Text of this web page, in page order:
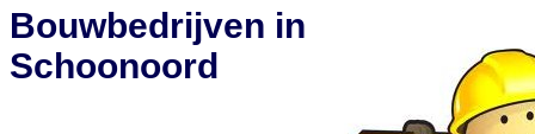
Bouwbedrijven in
Schoonoord